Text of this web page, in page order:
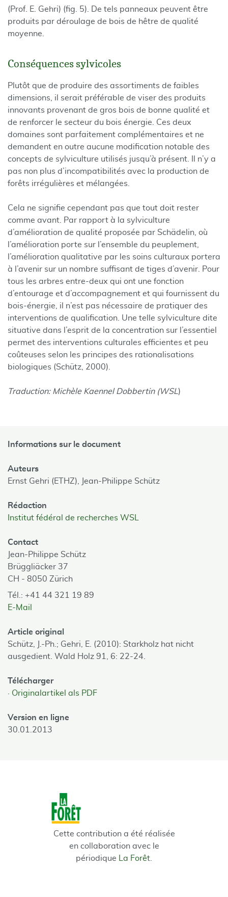
(Prof. E. Gehri) (fig. 5). De tels panneaux peuvent être
produits par déroulage de bois de hêtre de qualité
moyenne.
Conséquences sylvicoles
Plutôt que de produire des assortiments de faibles
dimensions, il serait préférable de viser des produits
innovants provenant de gros bois de bonne qualité et
de renforcer le secteur du bois énergie. Ces deux
domaines sont parfaitement complémentaires et ne
demandent en outre aucune modification notable des
concepts de sylviculture utilisés jusqu’à présent. Il n’y a
pas non plus d’incompatibilités avec la production de
forêts irrégulières et mélangées.
Cela ne signifie cependant pas que tout doit rester
comme avant. Par rapport à la sylviculture
d’amélioration de qualité proposée par Schädelin, où
l’amélioration porte sur l’ensemble du peuplement,
l’amélioration qualitative par les soins culturaux portera
à l’avenir sur un nombre suffisant de tiges d’avenir. Pour
tous les arbres entre-deux qui ont une fonction
d’entourage et d’accompagnement et qui fournissent du
bois-énergie, il n’est pas nécessaire de pratiquer des
interventions de qualification. Une telle sylviculture dite
situative dans l’esprit de la concentration sur l’essentiel
permet des interventions culturales efficientes et peu
coûteuses selon les principes des rationalisations
biologiques (Schütz, 2000).
Traduction: Michèle Kaennel Dobbertin (WSL )
Informations sur le document
Auteurs
Ernst Gehri (ETHZ),
Jean-Philippe Schütz
Rédaction
Institut fédéral de recherches WSL
Contact
Jean-Philippe Schütz
Brüggliäcker 37
CH - 8050 Zürich
Tél.: +41 44 321 19 89
E-Mail
Article original
Schütz, J.-Ph.; Gehri, E. (2010): Starkholz hat nicht
ausgedient. Wald Holz 91, 6: 22-24.
Télécharger
Originalartikel als PDF
Version en ligne
30.01.2013
Cette contribution a été réalisée
en collaboration avec le
périodique
La Forêt